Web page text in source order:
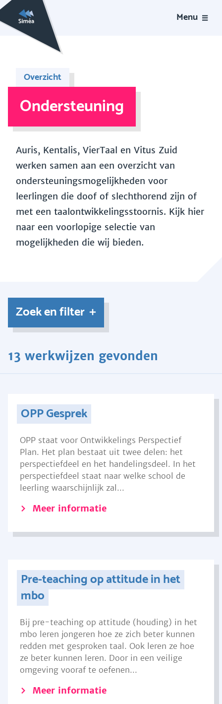
Menu
Overzicht
Ondersteuning
Auris, Kentalis, VierTaal en Vitus Zuid
werken samen aan een overzicht van
ondersteuningsmogelijkheden voor
leerlingen die doof of slechthorend zijn of
met een taalontwikkelingsstoornis. Kijk hier
naar een voorlopige selectie van
mogelijkheden die wij bieden.
Zoek en filter
13 werkwijzen gevonden
OPP Gesprek
OPP staat voor Ontwikkelings Perspectief
Plan. Het plan bestaat uit twee delen: het
perspectiefdeel en het handelingsdeel. In het
perspectiefdeel staat naar welke school de
leerling waarschijnlijk zal...
Meer informatie
Pre-teaching op attitude in het
mbo
Bij pre-teaching op attitude (houding) in het
mbo leren jongeren hoe ze zich beter kunnen
redden met gesproken taal. Ook leren ze hoe
ze beter kunnen leren. Door in een veilige
omgeving vooraf te oefenen...
Meer informatie